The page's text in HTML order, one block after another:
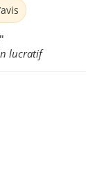
avis
lucratif